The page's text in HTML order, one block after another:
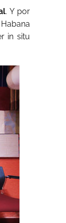
. Y por
in situ